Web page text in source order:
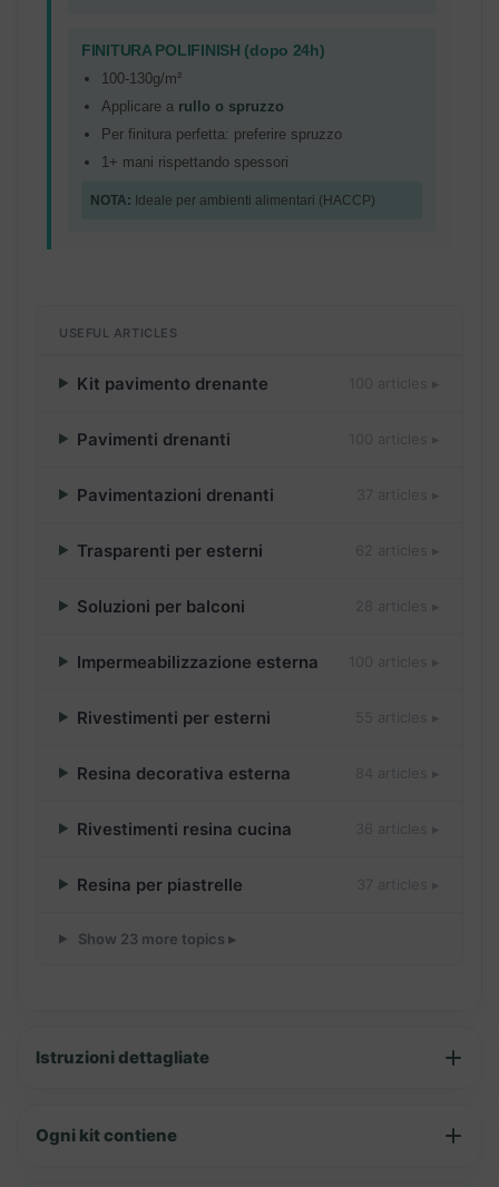
FINITURA POLIFINISH (dopo 24h)
100-130g/m²
Applicare a rullo o spruzzo
Per finitura perfetta: preferire spruzzo
1+ mani rispettando spessori
NOTA: Ideale per ambienti alimentari (HACCP)
USEFUL ARTICLES
Kit pavimento drenante
Pavimenti drenanti
Pavimentazioni drenanti
Trasparenti per esterni
Soluzioni per balconi
Impermeabilizzazione esterna
Rivestimenti per esterni
Resina decorativa esterna
Rivestimenti resina cucina
Resina per piastrelle
Show 23 more topics ▸
Istruzioni dettagliate
Ogni kit contiene